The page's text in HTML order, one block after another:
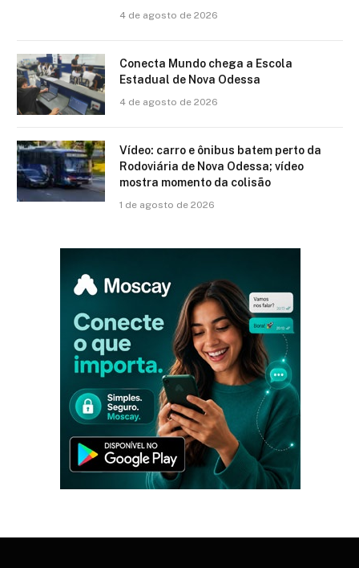
4 de agosto de 2026
Conecta Mundo chega a Escola
Estadual de Nova Odessa
4 de agosto de 2026
Vídeo: carro e ônibus batem perto da
Rodoviária de Nova Odessa; vídeo
mostra momento da colisão
1 de agosto de 2026